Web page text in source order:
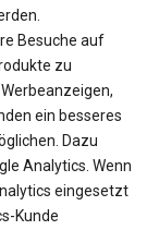
Besuche auf
zu
ein besseres
Dazu
Analytics. Wenn
eingesetzt
Kunde